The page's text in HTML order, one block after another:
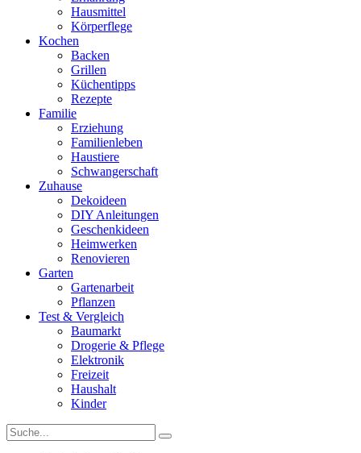
Hausmittel
Körperflege
Kochen
Backen
Grillen
Küchentipps
Rezepte
Familie
Erziehung
Familienleben
Haustiere
Schwangerschaft
Zuhause
Dekoideen
DIY Anleitungen
Geschenkideen
Heimwerken
Renovieren
Garten
Gartenarbeit
Pflanzen
Test & Vergleich
Baumarkt
Drogerie & Pflege
Elektronik
Freizeit
Haushalt
Kinder